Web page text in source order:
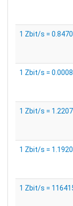
1 Zbit/s =
1 Zbit/s =
1 Zbit/s =
1 Zbit/s =
1 Zbit/s =